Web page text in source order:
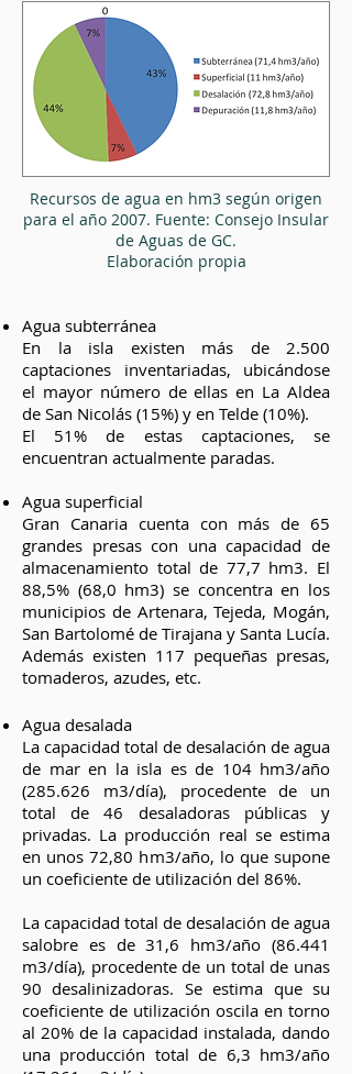
Agua desalada
La capacidad total de desalación de agua
de mar en la isla es de 104 hm3/año
(285.626 m3/día), procedente de un
total de 46 desaladoras públicas y
privadas. La producción real se estima
en unos 72,80 hm3/año, lo que supone
un coeficiente de utilización del 86%.
La capacidad total de desalación de agua
salobre es de 31,6 hm3/año (86.441
m3/día), procedente de un total de unas
90 desalinizadoras. Se estima que su
coeficiente de utilización oscila en torno
al 20% de la capacidad instalada, dando
una producción total de 6,3 hm3/año
Agua subterránea
En la isla existen más de 2.500
captaciones inventariadas, ubicándose
el mayor número de ellas en La Aldea
de San Nicolás (15%) y en Telde (10%).
El 51% de estas captaciones, se
encuentran actualmente paradas.
Agua superficial
Gran Canaria cuenta con más de 65
grandes presas con una capacidad de
almacenamiento total de 77,7 hm3. El
88,5% (68,0 hm3) se concentra en los
municipios de Artenara, Tejeda, Mogán,
San Bartolomé de Tirajana y Santa Lucía.
Además existen 117 pequeñas presas,
tomaderos, azudes, etc.
Recursos de agua en hm3 según origen
para el año 2007. Fuente: Consejo Insular
de Aguas de GC.
Elaboración propia